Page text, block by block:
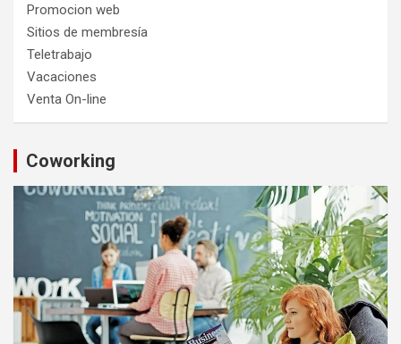
Promocion web
Sitios de membresía
Teletrabajo
Vacaciones
Venta On-line
Coworking